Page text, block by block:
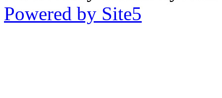
Powered by Site5